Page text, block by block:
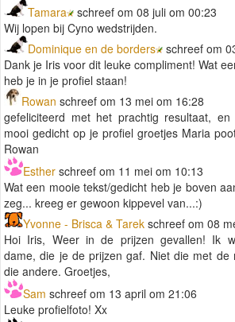
Tamara
schreef om 08 juli om 00:23
Wij lopen bij Cyno wedstrijden.
Dominique en de borders
schreef om
Dank je Iris voor dit leuke compliment! Wat
heb je in je profiel staan!
Rowan schreef om 13 mei om 16:28
gefeliciteerd met het prachtig resultaat,
mooi gedicht op je profiel groetjes Maria
Rowan
Esther schreef om 11 mei om 10:13
Wat een mooie tekst/gedicht heb je boven
zeg... kreeg er gewoon kippevel van...:)
Yvonne - Brisca & Tarek schreef om 08
Hoi Iris, Weer in de prijzen gevallen! Ik
dame, die je de prijzen gaf. Niet die met de
die andere. Groetjes,
Sam schreef om 13 april om 21:06
Leuke profielfoto! Xx